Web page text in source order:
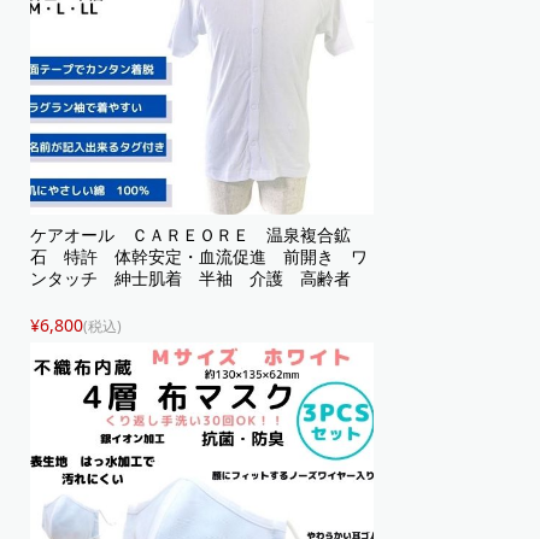
ケアオール ＣＡＲＥＯＲＥ 温泉複合鉱
石 特許 体幹安定・血流促進 前開き ワ
ンタッチ 紳士肌着 半袖 介護 高齢者
¥6,800(税込)